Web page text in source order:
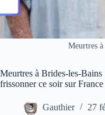
Meurtres
Meurtres à Brides-les-
frissonner ce soir sur
Gauthier
27